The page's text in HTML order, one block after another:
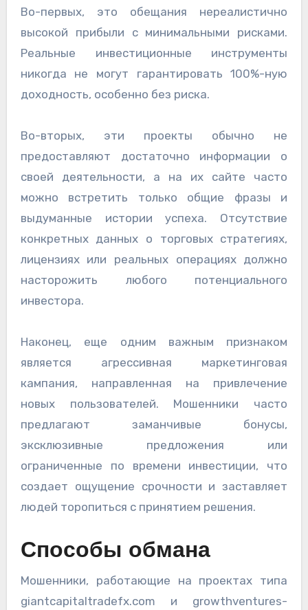
Во-первых, это обещания нереалистично
высокой прибыли с минимальными рисками.
Реальные инвестиционные инструменты
никогда не могут гарантировать 100%-ную
доходность, особенно без риска.
Во-вторых, эти проекты обычно не
предоставляют достаточно информации о
своей деятельности, а на их сайте часто
можно встретить только общие фразы и
выдуманные истории успеха. Отсутствие
конкретных данных о торговых стратегиях,
лицензиях или реальных операциях должно
насторожить любого потенциального
инвестора.
Наконец, еще одним важным признаком
является агрессивная маркетинговая
кампания, направленная на привлечение
новых пользователей. Мошенники часто
предлагают заманчивые бонусы,
эксклюзивные предложения или
ограниченные по времени инвестиции, что
создает ощущение срочности и заставляет
людей торопиться с принятием решения.
Способы обмана
Мошенники, работающие на проектах типа
giantcapitaltradefx.com и growthventures-